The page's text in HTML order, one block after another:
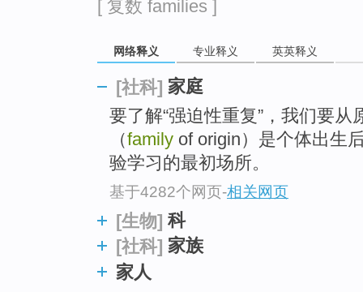
[ 复数 families ]
网络释义 专业释义 英英释义
[社科] 家庭
要了解“强迫性重复”，我们要从
（family of origin）是个体出生
验学习的最初场所。
基于4282个网页-相关网页
[生物] 科
[社科] 家族
家人